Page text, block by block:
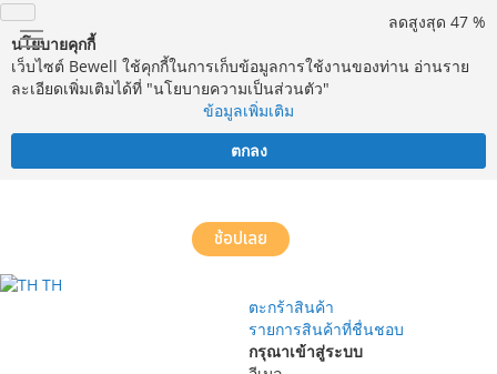
นโยบายคุกกี้
เว็บไซต์ Bewell ใช้คุกกี้ในการเก็บข้อมูลการใช้งานของท่าน อ่านราย
ละเอียดเพิ่มเติมได้ที่ "นโยบายความเป็นส่วนตัว"
ข้อมูลเพิ่มเติม
ตกลง
ช้อปเลย
TH
ตะกร้าสินค้า
รายการสินค้าที่ชื่นชอบ
กรุณาเข้าสู่ระบบ
ลดสูงสุด 47 %